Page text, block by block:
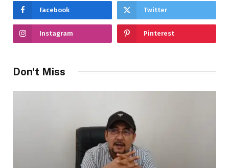
Facebook Twitter
Instagram Pinterest
Don't Miss